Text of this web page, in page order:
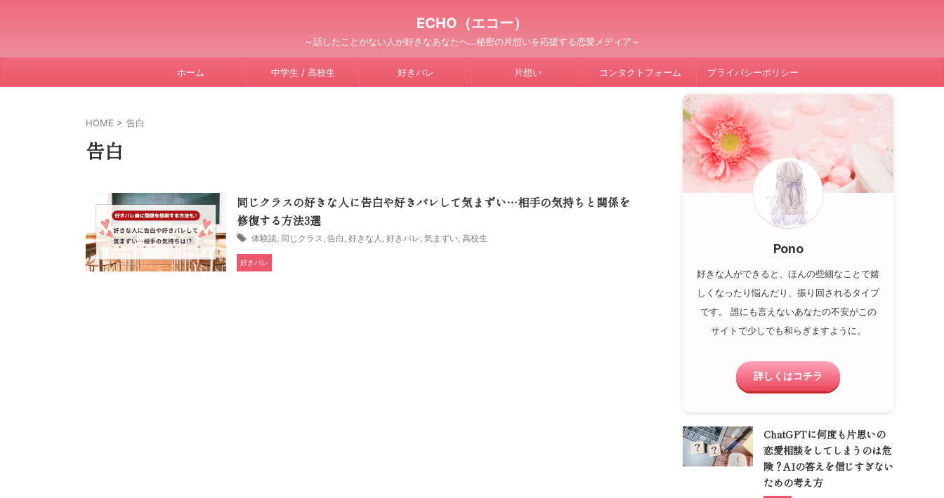
ECHO（エコー）
～話したことがない人が好きなあなたへ…秘密の片想いを応援する恋愛メディア～
ホーム 中学生 / 高校生 好きバレ 片想い コンタクトフォーム プライバシーポリシー
HOME > 告白
告白
同じクラスの好きな人に告白や好きバレして気まずい…相手の気持ちと関係を
修復する方法3選
体験談, 同じクラス, 告白 , 好きな人 , 好きバレ, 気まずい, 高校生
好きバレ
Pono
好きな人ができると、ほんの些細なことで嬉
しくなったり悩んだり、振り回されるタイプ
です。 誰にも言えないあなたの不安がこの
サイトで少しでも和らぎますように。
詳しくはコチラ
ChatGPTに何度も片思いの
恋愛相談をしてしまうのは危
険？AIの答えを信じすぎない
ための考え方